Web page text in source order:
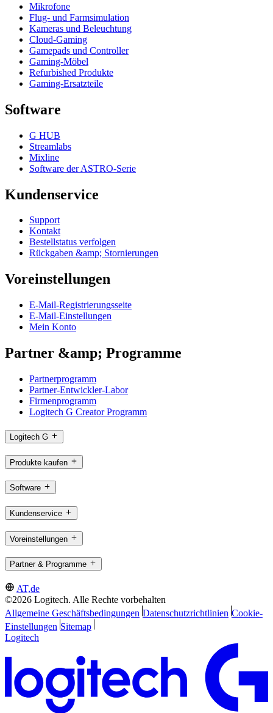
Mikrofone
Flug- und Farmsimulation
Kameras und Beleuchtung
Cloud-Gaming
Gamepads und Controller
Gaming-Möbel
Refurbished Produkte
Gaming-Ersatzteile
Software
G HUB
Streamlabs
Mixline
Software der ASTRO-Serie
Kundenservice
Support
Kontakt
Bestellstatus verfolgen
Rückgaben &amp; Stornierungen
Voreinstellungen
E-Mail-Registrierungsseite
E-Mail-Einstellungen
Mein Konto
Partner &amp; Programme
Partnerprogramm
Partner-Entwickler-Labor
Firmenprogramm
Logitech G Creator Programm
Logitech G
Produkte kaufen
Software
Kundenservice
Voreinstellungen
Partner & Programme
AT,de
©2026 Logitech. Alle Rechte vorbehalten
Allgemeine Geschäftsbedingungen Datenschutzrichtlinien Cookie-
Einstellungen Sitemap
Logitech